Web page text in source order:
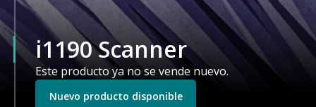
i1190 Scanner
Este producto ya no se vende nuevo.
Nuevo producto disponible